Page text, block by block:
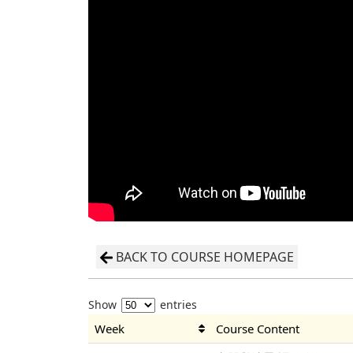
BACK TO COURSE HOMEPAGE
Show entries
Week Course Content